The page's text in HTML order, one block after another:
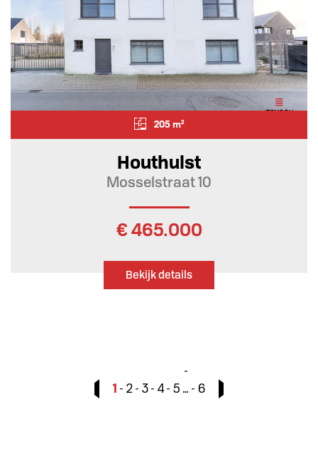
205 m²
Houthulst
Mosselstraat 10
€ 465.000
Bekijk details
1 2 3 4 5 … 6